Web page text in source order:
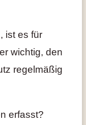
ist es für
wichtig, den
regelmäßig
erfasst?